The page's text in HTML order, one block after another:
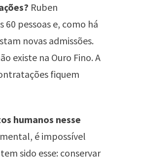
Ruben
pessoas e, como há
novas admissões.
existe na Ouro Fino. A
fiquem
humanos nesse
é impossível
sido esse: conservar